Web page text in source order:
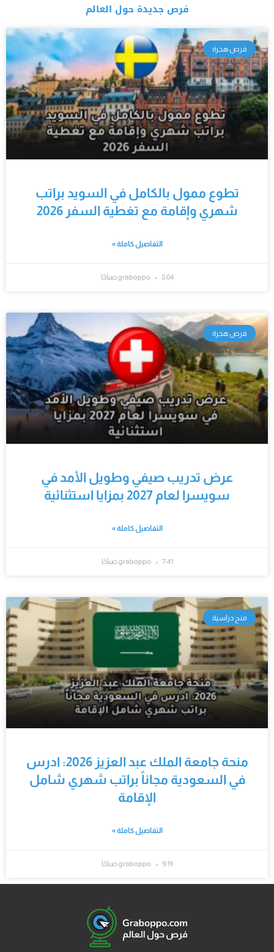
فرص جديدة حول العالم
فرص هجرة
تطوع ممول بالكامل في السويد براتب
شهري وإقامة مع تغطية السفر 2026
التفاصيل كاملة »
graboppo 8:04 صباحًا
فرص هجرة
عرض تدريب صيفي وطويل الأمد في
سويسرا لعام 2027 بمزايا استثنائية
التفاصيل كاملة »
graboppo 7:41 صباحًا
منح دراسية
منحة جامعة الملك عبد العزيز 2026: ادرس
في السعودية مجاناً براتب شهري شامل
الإقامة
التفاصيل كاملة »
graboppo 9:19 صباحًا